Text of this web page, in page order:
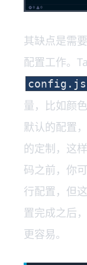
其缺点是需
配置工作。
config.js
量，比如颜
默认的配置
的定制，这
码之前，你
行配置，但
置完成之后
更容易。